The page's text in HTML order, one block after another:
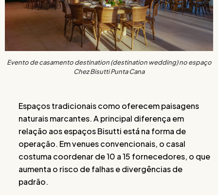
Evento de casamento destination (destination wedding) no espaço
Chez Bisutti Punta Cana
Espaços tradicionais como oferecem paisagens
naturais marcantes. A principal diferença em
relação aos espaços Bisutti está na forma de
operação. Em venues convencionais, o casal
costuma coordenar de 10 a 15 fornecedores, o que
aumenta o risco de falhas e divergências de
padrão.